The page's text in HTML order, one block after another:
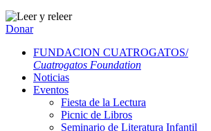
Donar
FUNDACION CUATROGATOS/
Cuatrogatos Foundation
Noticias
Eventos
Fiesta de la Lectura
Picnic de Libros
Seminario de Literatura Infantil